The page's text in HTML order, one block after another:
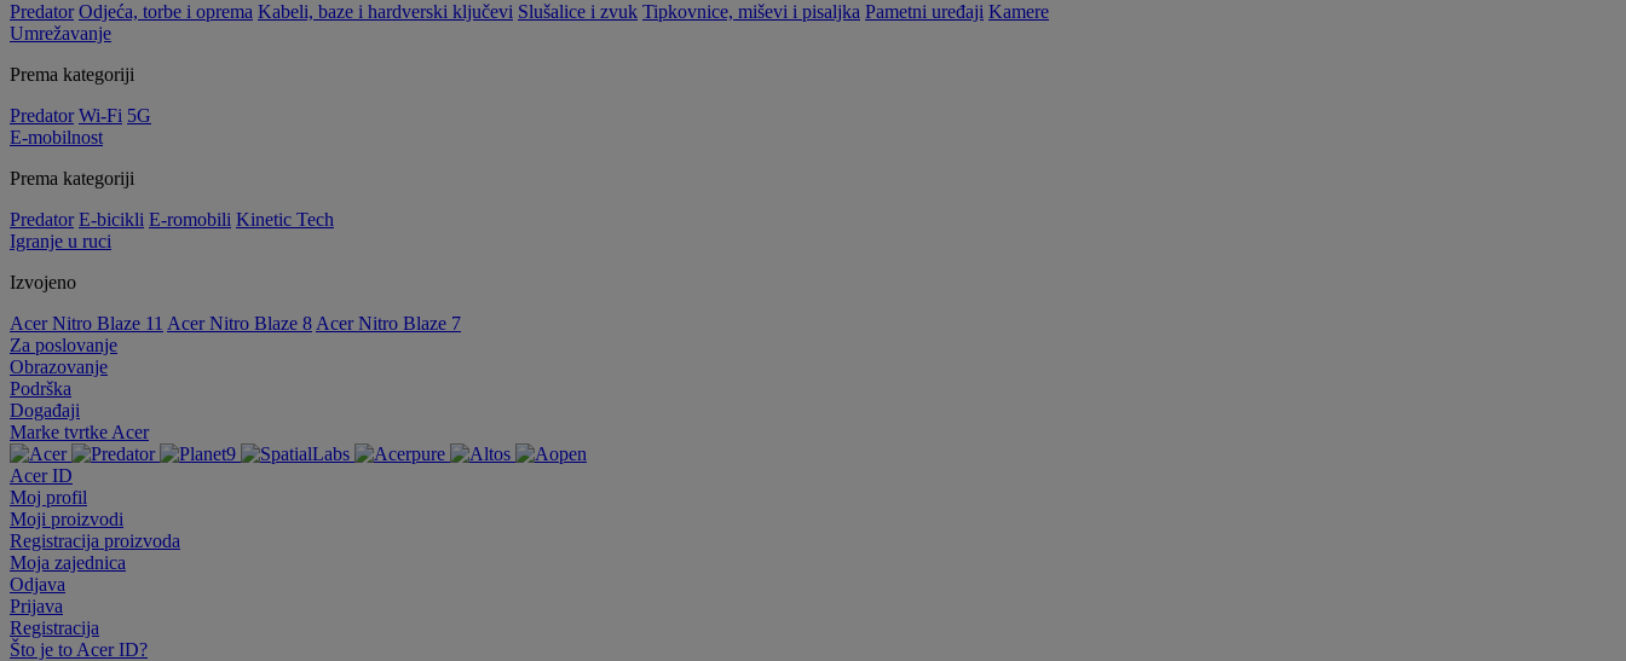
Predator Odjeća, torbe i oprema Kabeli, baze i hardverski ključevi Slušalice i zvuk Tipkovnice, miševi i pisaljka Pametni uređaji Kamere
Umrežavanje
Prema kategoriji
Predator Wi-Fi 5G
E-mobilnost
Prema kategoriji
Predator E-bicikli E-romobili Kinetic Tech
Igranje u ruci
Izvojeno
Acer Nitro Blaze 11 Acer Nitro Blaze 8 Acer Nitro Blaze 7
Za poslovanje
Obrazovanje
Podrška
Događaji
Marke tvrtke Acer
Acer ID
Moj profil
Moji proizvodi
Registracija proizvoda
Moja zajednica
Odjava
Prijava
Registracija
Što je to Acer ID?